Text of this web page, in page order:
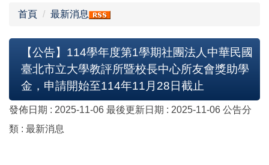
首頁 最新消息
【公告】114學年度第1學期社團法人中華民國
臺北市立大學教評所暨校長中心所友會獎助學
金，申請開始至114年11月28日截止
發佈日期 : 2025-11-06 最後更新日期 : 2025-11-06 公告分
類 : 最新消息